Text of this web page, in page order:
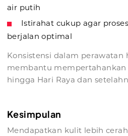
air putih
Istirahat cukup agar
berjalan optimal
Konsistensi dalam perawatan
membantu
hingga Hari Raya dan
Kesimpulan
Mendapatkan kulit lebih cerah